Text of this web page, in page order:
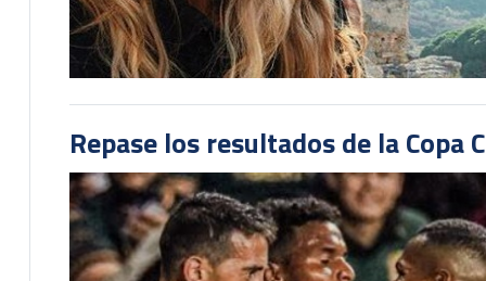
Repase los resultados de la Copa